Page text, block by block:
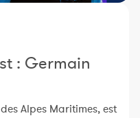
: Germain
Alpes Maritimes, est